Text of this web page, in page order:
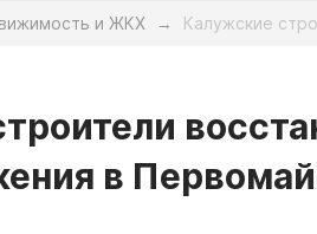
и ЖКХ → Калужские
в